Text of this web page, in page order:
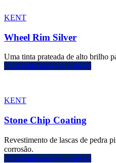
KENT
Wheel Rim Silver
Uma tinta prateada de alto brilho
Faça login para ver o preço
KENT
Stone Chip Coating
Revestimento de lascas de pedra
corrosão.
Faça login para ver o preço